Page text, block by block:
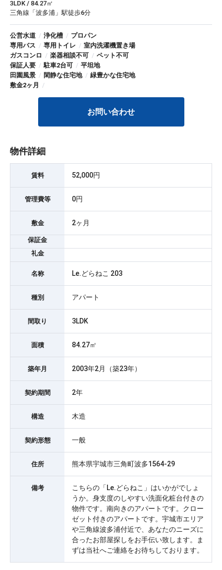
3LDK / 84.27㎡
三角線「波多浦」駅徒歩6分
公営水道 / 浄化槽 / プロパン
専用バス / 専用トイレ / 室内洗濯機置き場
ガスコンロ / 楽器相談不可 / ペット不可
保証人要 / 駐車2台可 / 平坦地
田園風景 / 閑静な住宅地 / 緑豊かな住宅地
敷金2ヶ月
/
お問い合わせ
物件詳細
賃料 52,000円
管理費等 0円
敷金 2ヶ月
保証金
礼金
名称 Le.どらねこ 203
種別 アパート
間取り 3LDK
面積 84.27㎡
築年月 2003年2月（築23年）
契約期間 2年
構造 木造
契約形態 一般
住所 熊本県宇城市三角町波多1564-29
備考
こちらの「Le.どらねこ」はいかがでしょ
うか。身支度のしやすい洗面化粧台付きの
物件です。南向きのアパートです。クロー
ゼット付きのアパートです。宇城市エリア
や三角線波多浦付近で、あなたのニーズに
合ったお部屋探しをお手伝い致します。ま
ずは当社へご連絡をお待ちしております。